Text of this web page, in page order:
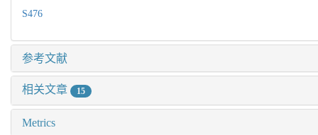
S476
参考文献
相关文章 15
Metrics